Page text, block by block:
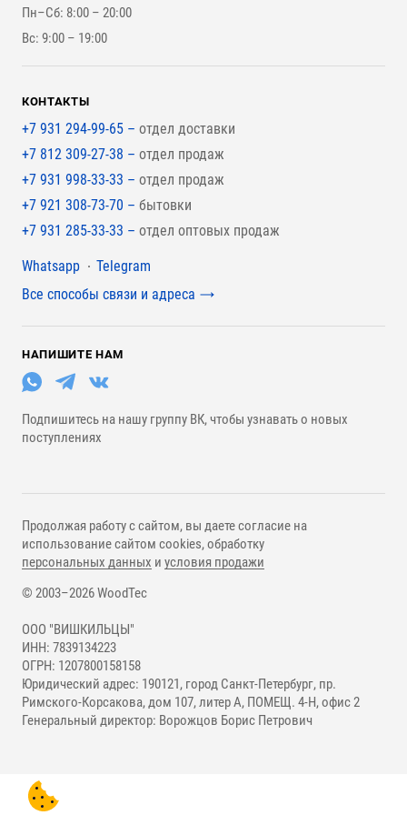
Для наружной отделки
Для покрытия крыши
Пн–Сб: 8:00 – 20:00
Вс: 9:00 – 19:00
КОНТАКТЫ
+7 931 294-99-65 – отдел доставки
+7 812 309-27-38 – отдел продаж
+7 931 998-33-33 – отдел продаж
+7 921 308-73-70 – бытовки
+7 931 285-33-33 – отдел оптовых продаж
Мессенджеры
Whatsapp
Telegram
Все способы связи и адреса
НАПИШИТЕ НАМ
Подпишитесь на нашу группу ВК, чтобы узнавать о новых
поступлениях
© 2003–2026 WoodTec
ООО "ВИШКИЛЬЦЫ"
ИНН: 7839134223
ОГРН: 1207800158158
Юридический адрес: 190121, город Санкт-Петербург, пр.
Римского-Корсакова, дом 107, литер А, ПОМЕЩ. 4-Н, офис 2
Генеральный директор: Ворожцов Борис Петрович
Продолжая работу с сайтом, вы даете согласие на
использование сайтом cookies, обработку
персональных данных и условия продажи